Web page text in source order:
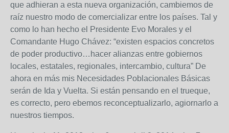
que adhieran a esta nueva organización, cambiemos de
raíz nuestro modo de comercializar entre los países. Tal y
como lo han hecho el Presidente Evo Morales y el
Comandante Hugo Chávez: “existen espacios concretos
de poder productivo…hacer alianzas entre gobiernos
locales, estatales, regionales, intercambio, cultura” De
ahora en más mis Necesidades Poblacionales Básicas
serán de Ida y Vuelta. Si están pensando en el trueque,
es correcto, pero ebemos reconceptualizarlo, agiornarlo a
nuestros tiempos.